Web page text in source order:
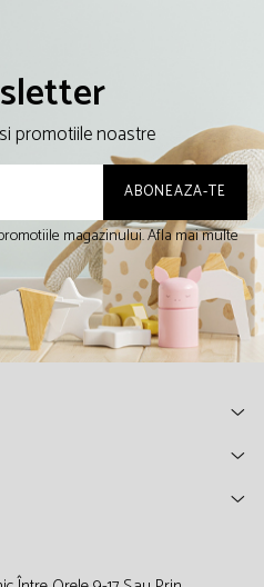
promotiile noastre
magazinului. Afla mai multe